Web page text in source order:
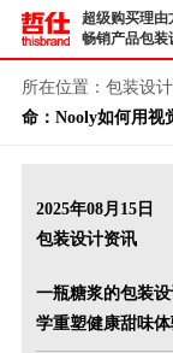
超级购买理由
畅销产品包装
所在位置： 包装设
命：Nooly如何用视
2025年08月15日
包装设计资讯
一瓶糖浆的包装
学重塑健康甜味